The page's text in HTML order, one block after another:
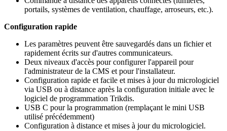
portails, systèmes de ventilation, chauffage, arroseurs, etc.).
Configuration rapide
Les paramètres peuvent être sauvegardés dans un fichier et
rapidement écrits sur d'autres communicateurs.
Deux niveaux d'accès pour configurer l'appareil pour
l'administrateur de la CMS et pour l'installateur.
Configuration rapide et facile et mises à jour du micrologiciel
via USB ou à distance après la configuration initiale avec le
logiciel de programmation Trikdis.
USB C pour la programmation (remplaçant le mini USB
utilisé précédemment)
Configuration à distance et mises à jour du micrologiciel.